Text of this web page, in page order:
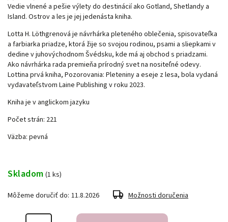
Vedie vlnené a pešie výlety do destinácií ako Gotland, Shetlandy a
Island. Ostrov a les je jej jedenásta kniha.
Lotta H. Löthgrenová je návrhárka pleteného oblečenia, spisovateľka
a farbiarka priadze, ktorá žije so svojou rodinou, psami a sliepkami v
dedine v juhovýchodnom Švédsku, kde má aj obchod s priadzami.
Ako návrhárka rada premieňa prírodný svet na nositeľné odevy.
Lottina prvá kniha, Pozorovania: Pleteniny a eseje z lesa, bola vydaná
vydavateľstvom Laine Publishing v roku 2023.
Kniha je v anglickom jazyku
Počet strán: 221
Väzba: pevná
Skladom (1 ks)
Môžeme doručiť do: 11.8.2026 Možnosti doručenia